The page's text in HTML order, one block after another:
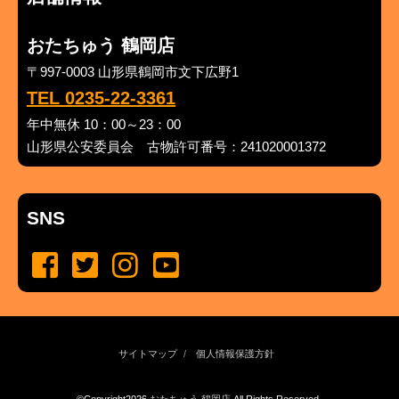
おたちゅう 鶴岡店
〒997-0003 山形県鶴岡市文下広野1
TEL 0235-22-3361
年中無休 10：00～23：00
山形県公安委員会 古物許可番号：241020001372
SNS
サイトマップ 個人情報保護方針